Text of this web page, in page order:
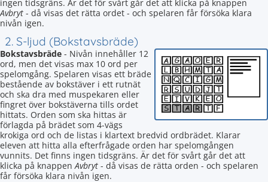
ingen tidsgräns. Är det för svårt går det att klicka på knappen
Avbryt - då visas det rätta ordet - och spelaren får försöka klara
nivån igen.
2. S-ljud (Bokstavsbräde)
Bokstavsbräde - Nivån innehåller 12
ord, men det visas max 10 ord per
spelomgång. Spelaren visas ett bräde
bestående av bokstäver i ett rutnät
och ska dra med muspekaren eller
fingret över bokstäverna tills ordet
hittats. Orden som ska hittas är
förlagda på brädet som 4-vägs
krokiga ord och de listas i klartext bredvid ordbrädet. Klarar
eleven att hitta alla efterfrågade orden har spelomgången
vunnits. Det finns ingen tidsgräns. Är det för svårt går det att
klicka på knappenAvbryt - då visas de rätta orden - och spelaren
får försöka klara nivån igen.